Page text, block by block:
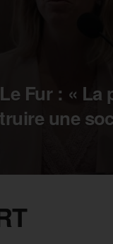
Fur : « La
une